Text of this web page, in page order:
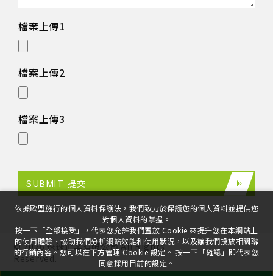
檔案上傳1
檔案上傳2
檔案上傳3
SUBMIT 提交
©2026徠徠企業有限公司All Rights
Reserved.
依據歐盟施行的個人資料保護法，我們致力於保護您的個人資料並提供您
對個人資料的掌握。
按一下「全部接受」，代表您允許我們置放 Cookie 來提升您在本網站上
的使用體驗、協助我們分析網站效能和使用狀況，以及讓我們投放相關聯
的行銷內容。您可以在下方管理 Cookie 設定。 按一下「確認」即代表您
同意採用目前的設定。